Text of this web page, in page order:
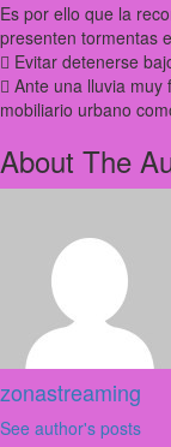
Es por ello que la
presenten tormentas
 Evitar detenerse
 Ante una lluvia
mobiliario urbano
About The
zonastreaming
See author's posts